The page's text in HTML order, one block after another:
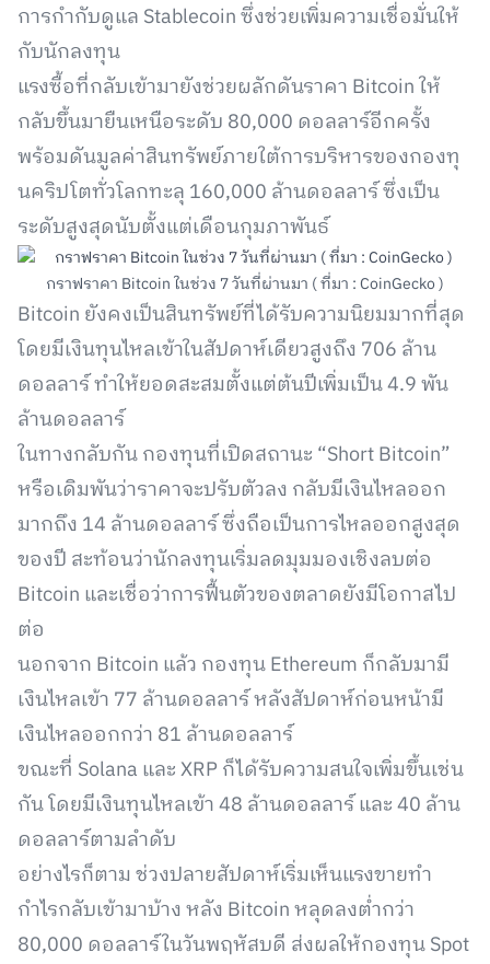
การกำกับดูแล Stablecoin ซึ่งช่วยเพิ่มความเชื่อมั่นให้
กับนักลงทุน
แรงซื้อที่กลับเข้ามายังช่วยผลักดันราคา Bitcoin ให้
กลับขึ้นมายืนเหนือระดับ 80,000 ดอลลาร์อีกครั้ง
พร้อมดันมูลค่าสินทรัพย์ภายใต้การบริหารของกองทุ
นคริปโตทั่วโลกทะลุ 160,000 ล้านดอลลาร์ ซึ่งเป็น
ระดับสูงสุดนับตั้งแต่เดือนกุมภาพันธ์
กราฟราคา Bitcoin ในช่วง 7 วันที่ผ่านมา ( ที่มา : CoinGecko )
Bitcoin ยังคงเป็นสินทรัพย์ที่ได้รับความนิยมมากที่สุด
โดยมีเงินทุนไหลเข้าในสัปดาห์เดียวสูงถึง 706 ล้าน
ดอลลาร์ ทำให้ยอดสะสมตั้งแต่ต้นปีเพิ่มเป็น 4.9 พัน
ล้านดอลลาร์
ในทางกลับกัน กองทุนที่เปิดสถานะ “Short Bitcoin”
หรือเดิมพันว่าราคาจะปรับตัวลง กลับมีเงินไหลออก
มากถึง 14 ล้านดอลลาร์ ซึ่งถือเป็นการไหลออกสูงสุด
ของปี สะท้อนว่านักลงทุนเริ่มลดมุมมองเชิงลบต่อ
Bitcoin และเชื่อว่าการฟื้นตัวของตลาดยังมีโอกาสไป
ต่อ
นอกจาก Bitcoin แล้ว กองทุน Ethereum ก็กลับมามี
เงินไหลเข้า 77 ล้านดอลลาร์ หลังสัปดาห์ก่อนหน้ามี
เงินไหลออกกว่า 81 ล้านดอลลาร์
ขณะที่ Solana และ XRP ก็ได้รับความสนใจเพิ่มขึ้นเช่น
กัน โดยมีเงินทุนไหลเข้า 48 ล้านดอลลาร์ และ 40 ล้าน
ดอลลาร์ตามลำดับ
อย่างไรก็ตาม ช่วงปลายสัปดาห์เริ่มเห็นแรงขายทำ
กำไรกลับเข้ามาบ้าง หลัง Bitcoin หลุดลงต่ำกว่า
80,000 ดอลลาร์ในวันพฤหัสบดี ส่งผลให้กองทุน Spot